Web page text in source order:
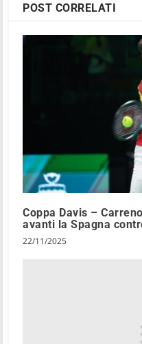
POST CORRELATI
Coppa Davis –
avanti la Spagna
22/11/2025